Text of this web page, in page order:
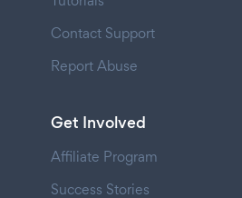
Contact Support
Report Abuse
Get Involved
Affiliate Program
Success Stories